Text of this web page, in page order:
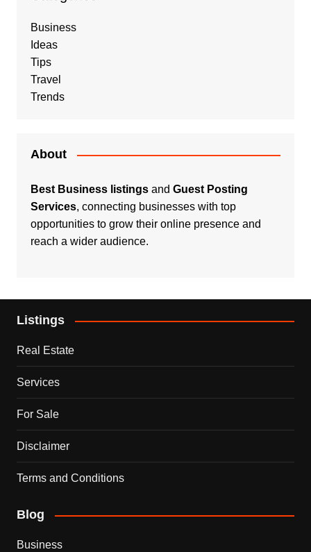
Business
Ideas
Tips
Travel
Trends
About
Best Business listingsand Guest Posting
Services, connecting businesses with top
opportunities to grow their online presence and
reach a wider audience.
Listings
Real Estate
Services
For Sale
Disclaimer
Terms and Conditions
Blog
Business